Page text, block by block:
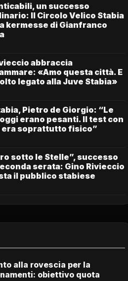
un successo
Il Circolo Velico Stabia
kermesse di Gianfranco
abbraccia
«Amo questa città. E
legato alla Juve Stabia»
Pietro de Giorgio: “Le
erano pesanti. Il test con
era soprattutto fisico”
sotto le Stelle”, successo
serata: Gino Rivieccio
il pubblico stabiese
alla rovescia per la
obiettivo quota